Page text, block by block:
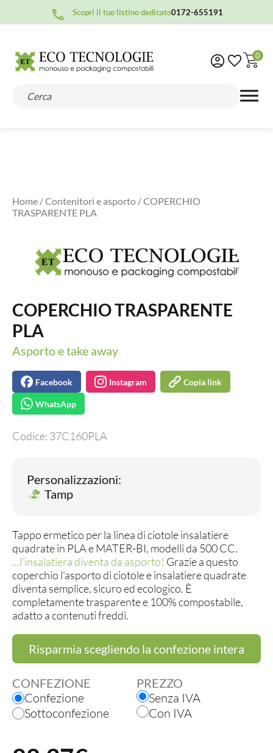
Scopri il tuo listino dedicato0172-655191
0
Home /Contenitori e asporto / COPERCHIO
TRASPARENTE PLA
COPERCHIO TRASPARENTE
PLA
Asporto e take away
Facebook Instagram Copia link
WhatsApp
Codice: 37C160PLA
Personalizzazioni:
Tamp
Tappo ermetico per la linea di ciotole insalatiere
quadrate in PLA e MATER-BI, modelli da 500 CC.
...l'insalatiera diventa da asporto! Grazie a questo
coperchio l'asporto di ciotole e insalatiere quadrate
diventa semplice, sicuro ed ecologico. È
completamente trasparente e 100% compostabile,
adatto a contenuti freddi.
Risparmia scegliendo la confezione intera
CONFEZIONE PREZZO
Confezione
Sottoconfezione
Senza IVA
Con IVA